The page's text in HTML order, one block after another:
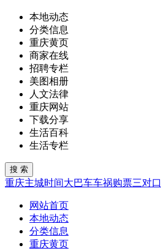
本地动态
分类信息
重庆黄页
商家在线
招聘专栏
美图相册
人文法律
重庆网站
下载分享
生活百科
生活专栏
重庆主城时间大巴车车祸购票三对口
网站首页
本地动态
分类信息
重庆黄页